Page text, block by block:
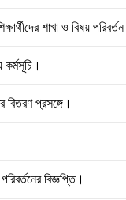
শাখা ও বিষয়
বিতরণ প্রসঙ্গে।
বিজ্ঞপ্তি।